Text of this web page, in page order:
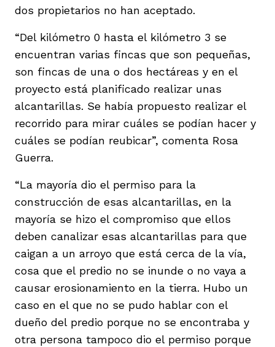
dos propietarios no han aceptado.
“Del kilómetro 0 hasta el kilómetro 3 se
encuentran varias fincas que son pequeñas,
son fincas de una o dos hectáreas y en el
proyecto está planificado realizar unas
alcantarillas. Se había propuesto realizar el
recorrido para mirar cuáles se podían hacer y
cuáles se podían reubicar”, comenta Rosa
Guerra.
“La mayoría dio el permiso para la
construcción de esas alcantarillas, en la
mayoría se hizo el compromiso que ellos
deben canalizar esas alcantarillas para que
caigan a un arroyo que está cerca de la vía,
cosa que el predio no se inunde o no vaya a
causar erosionamiento en la tierra. Hubo un
caso en el que no se pudo hablar con el
dueño del predio porque no se encontraba y
otra persona tampoco dio el permiso porque